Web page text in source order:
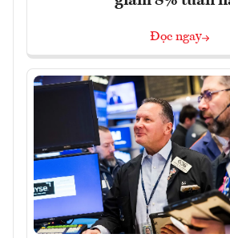
Đọc ngay